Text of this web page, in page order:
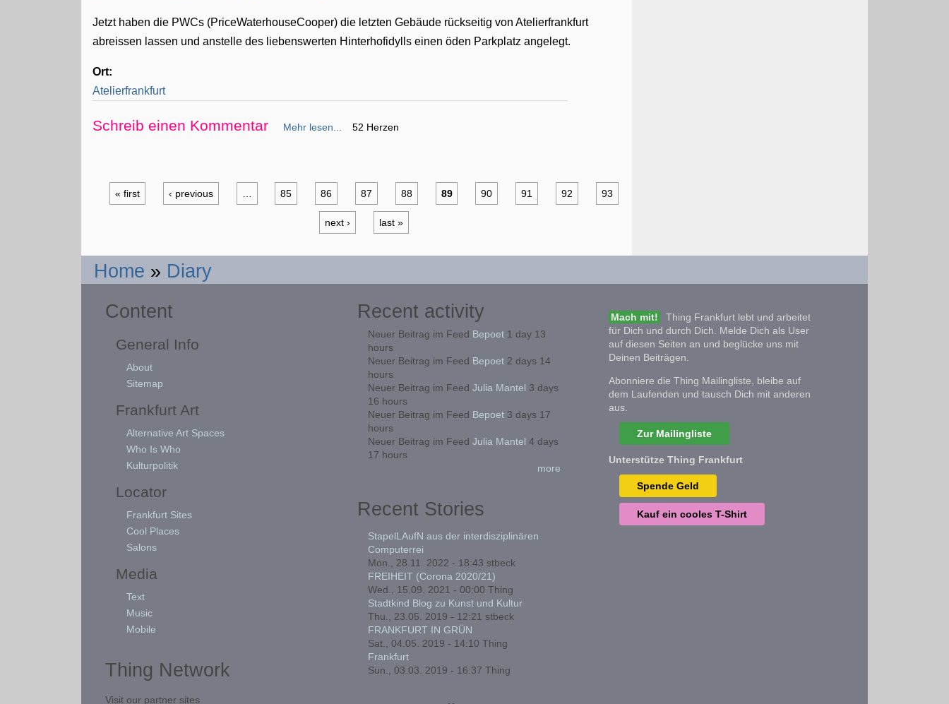
Jetzt haben die PWCs (PriceWaterhouseCooper) die letzten Gebäude rückseitig von Atelierfrankfurt
abreissen lassen und anstelle des liebenswerten Hinterhofidylls einen öden Parkplatz angelegt.
Ort:
Atelierfrankfurt
Schreib einen Kommentar Mehr lesen... 52 Herzen
« first ‹ previous 85 86 87 88 89 90 91 92 93
next › last »
Home » Diary
Content
General Info
About
Sitemap
Frankfurt Art
Alternative Art Spaces
Who Is Who
Kulturpolitik
Locator
Frankfurt Sites
Cool Places
Salons
Media
Text
Music
Mobile
Thing Network
Visit our partner sites
Recent activity
Neuer Beitrag im Feed Bepoet1 day 13
hours
Neuer Beitrag im Feed Bepoet2 days 14
hours
Neuer Beitrag im Feed Julia Mantel 3 days
16 hours
Neuer Beitrag im Feed Bepoet3 days 17
hours
Neuer Beitrag im Feed Julia Mantel 4 days
17 hours
more
Recent Stories
StapelLAufN aus der interdisziplinären
Computerrei
Mon., 28.11. 2022 - 18:43 stbeck
FREIHEIT (Corona 2020/21)
Wed., 15.09. 2021 - 00:00 Thing
Stadtkind Blog zu Kunst und Kultur
Thu., 23.05. 2019 - 12:21 stbeck
FRANKFURT IN GRÜN
Sat., 04.05. 2019 - 14:10 Thing
Frankfurt
Sun., 03.03. 2019 - 16:37 Thing
Mach mit!
Thing Frankfurt lebt und arbeitet
für Dich und durch Dich. Melde Dich als User
auf diesen Seiten an und beglücke uns mit
Deinen Beiträgen.
Abonniere die Thing Mailingliste, bleibe auf
dem Laufenden und tausch Dich mit anderen
aus.
Zur Mailingliste
Unterstütze Thing Frankfurt
Spende Geld
Kauf ein cooles T-Shirt